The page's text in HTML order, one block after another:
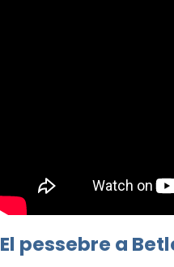
El pessebre a